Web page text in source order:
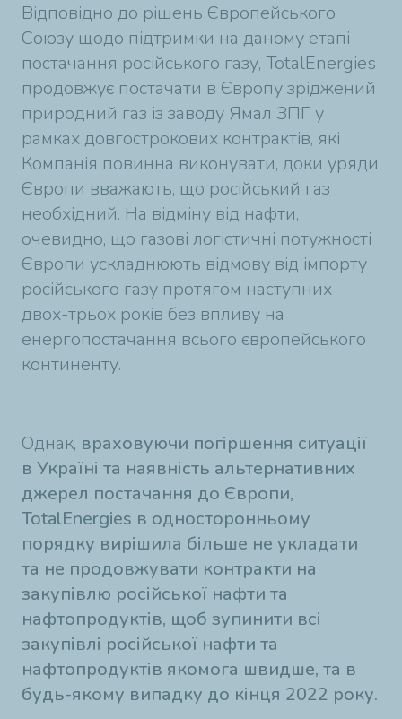
Відповідно до рішень Європейського
Союзу щодо підтримки на даному етапі
постачання російського газу, TotalEnergies
продовжує постачати в Європу зріджений
природний газ із заводу Ямал ЗПГ у
рамках довгострокових контрактів, які
Компанія повинна виконувати, доки уряди
Європи вважають, що російський газ
необхідний. На відміну від нафти,
очевидно, що газові логістичні потужності
Європи ускладнюють відмову від імпорту
російського газу протягом наступних
двох-трьох років без впливу на
енергопостачання всього європейського
континенту.
Однак, враховуючи погіршення ситуації
в Україні та наявність альтернативних
джерел постачання до Європи,
TotalEnergies в односторонньому
порядку вирішила більше не укладати
та не продовжувати контракти на
закупівлю російської нафти та
нафтопродуктів, щоб зупинити всі
закупівлі російської нафти та
нафтопродуктів якомога швидше, та в
будь-якому випадку до кінця 2022 року.